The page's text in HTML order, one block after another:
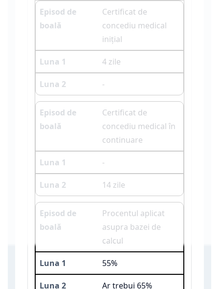
Certificat de
concediu medical
inițial
4 zile
-
Certificat de
concediu medical în
continuare
-
14 zile
Procentul aplicat
asupra bazei de
calcul
55%
Ar trebui 65%